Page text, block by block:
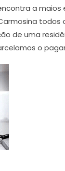
a
de uma
o